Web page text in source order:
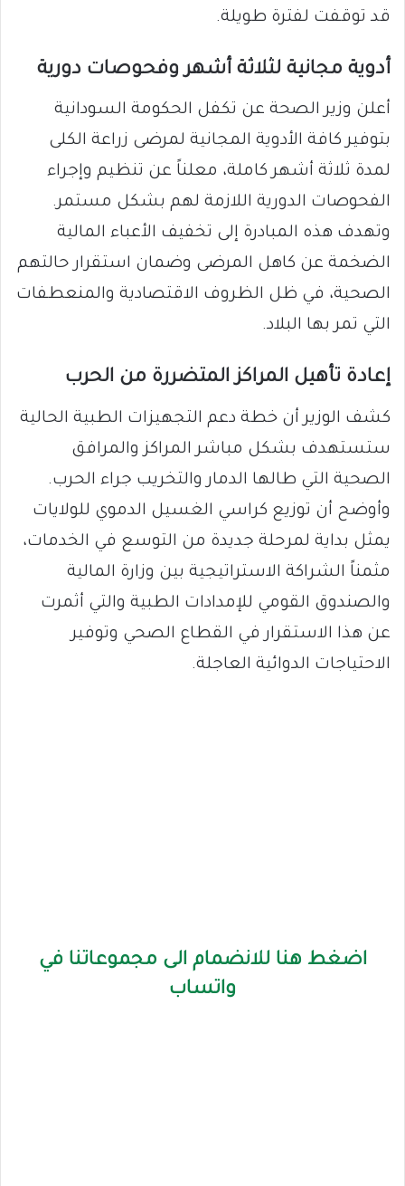
قد توقفت لفترة طويلة.
أدوية مجانية لثلاثة أشهر وفحوصات دورية
أعلن وزير الصحة عن تكفل الحكومة السودانية
بتوفير كافة الأدوية المجانية لمرضى زراعة الكلى
لمدة ثلاثة أشهر كاملة، معلناً عن تنظيم وإجراء
الفحوصات الدورية اللازمة لهم بشكل مستمر.
وتهدف هذه المبادرة إلى تخفيف الأعباء المالية
الضخمة عن كاهل المرضى وضمان استقرار حالتهم
الصحية، في ظل الظروف الاقتصادية والمنعطفات
التي تمر بها البلاد.
إعادة تأهيل المراكز المتضررة من الحرب
كشف الوزير أن خطة دعم التجهيزات الطبية الحالية
ستستهدف بشكل مباشر المراكز والمرافق
الصحية التي طالها الدمار والتخريب جراء الحرب.
وأوضح أن توزيع كراسي الغسيل الدموي للولايات
يمثل بداية لمرحلة جديدة من التوسع في الخدمات،
مثمناً الشراكة الاستراتيجية بين وزارة المالية
والصندوق القومي للإمدادات الطبية والتي أثمرت
عن هذا الاستقرار في القطاع الصحي وتوفير
الاحتياجات الدوائية العاجلة.
اضغط هنا للانضمام الى مجموعاتنا في
واتساب